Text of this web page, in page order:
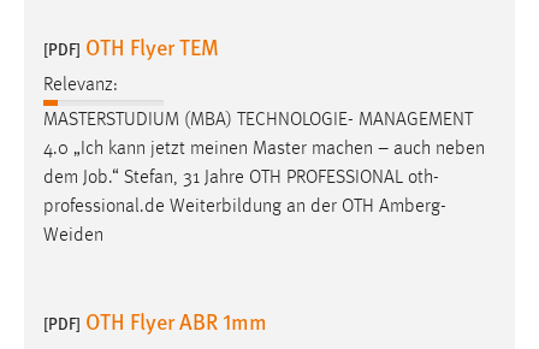
[PDF] OTH Flyer TEM
Relevanz:
MASTERSTUDIUM (MBA) TECHNOLOGIE- MANAGEMENT
4.0 „Ich kann jetzt meinen Master machen – auch neben
dem Job.“ Stefan, 31 Jahre OTH PROFESSIONAL oth-
professional.de Weiterbildung an der OTH Amberg-
Weiden
[PDF] OTH Flyer ABR 1mm